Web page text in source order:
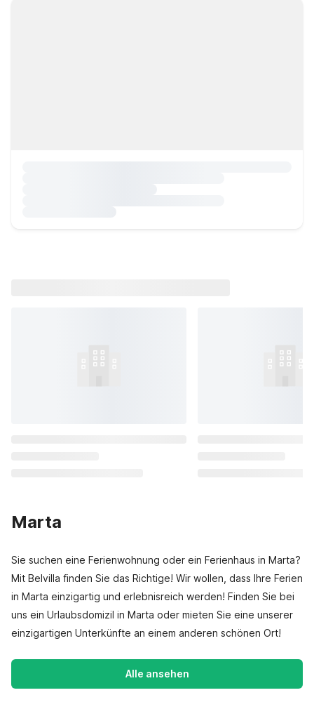
Marta
Sie suchen eine Ferienwohnung oder ein Ferienhaus in Marta?
Mit Belvilla finden Sie das Richtige! Wir wollen, dass Ihre Ferien
in Marta einzigartig und erlebnisreich werden! Finden Sie bei
uns ein Urlaubsdomizil in Marta oder mieten Sie eine unserer
einzigartigen Unterkünfte an einem anderen schönen Ort!
Alle ansehen